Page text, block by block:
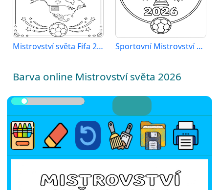
Mistrovství světa Fifa 2026 Sportovní Mistrovství světa 2026
Barva online Mistrovství světa 2026